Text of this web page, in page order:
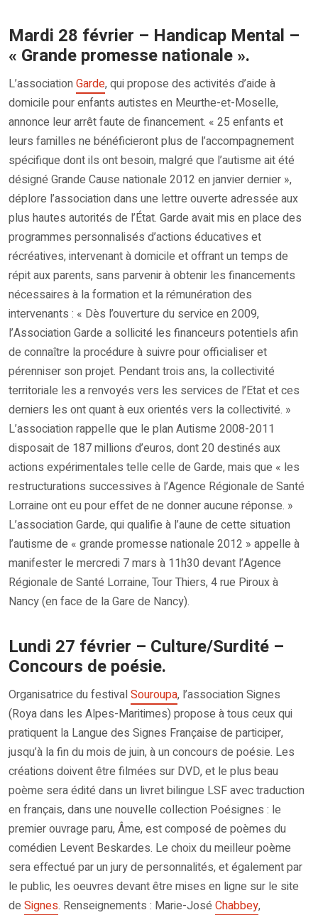
Mardi 28 février – Handicap Mental –
« Grande promesse nationale ».
L’associationGarde, qui propose des activités d’aide à
domicile pour enfants autistes en Meurthe-et-Moselle,
annonce leur arrêt faute de financement. « 25 enfants et
leurs familles ne bénéficieront plus de l’accompagnement
spécifique dont ils ont besoin, malgré que l’autisme ait été
désigné Grande Cause nationale 2012 en janvier dernier »,
déplore l’association dans une lettre ouverte adressée aux
plus hautes autorités de l’État. Garde avait mis en place des
programmes personnalisés d’actions éducatives et
récréatives, intervenant à domicile et offrant un temps de
répit aux parents, sans parvenir à obtenir les financements
nécessaires à la formation et la rémunération des
intervenants : « Dès l’ouverture du service en 2009,
l’Association Garde a sollicité les financeurs potentiels afin
de connaître la procédure à suivre pour officialiser et
pérenniser son projet. Pendant trois ans, la collectivité
territoriale les a renvoyés vers les services de l’Etat et ces
derniers les ont quant à eux orientés vers la collectivité. »
L’association rappelle que le plan Autisme 2008-2011
disposait de 187 millions d’euros, dont 20 destinés aux
actions expérimentales telle celle de Garde, mais que « les
restructurations successives à l’Agence Régionale de Santé
Lorraine ont eu pour effet de ne donner aucune réponse. »
L’association Garde, qui qualifie à l’aune de cette situation
l’autisme de « grande promesse nationale 2012 » appelle à
manifester le mercredi 7 mars à 11h30 devant l’Agence
Régionale de Santé Lorraine, Tour Thiers, 4 rue Piroux à
Nancy (en face de la Gare de Nancy).
Lundi 27 février – Culture/Surdité –
Concours de poésie.
Organisatrice du festivalSouroupa, l’association Signes
(Roya dans les Alpes-Maritimes) propose à tous ceux qui
pratiquent la Langue des Signes Française de participer,
jusqu’à la fin du mois de juin, à un concours de poésie. Les
créations doivent être filmées sur DVD, et le plus beau
poème sera édité dans un livret bilingue LSF avec traduction
en français, dans une nouvelle collection Poésignes : le
premier ouvrage paru, Âme, est composé de poèmes du
comédien Levent Beskardes. Le choix du meilleur poème
sera effectué par un jury de personnalités, et également par
le public, les oeuvres devant être mises en ligne sur le site
de Signes. Renseignements : Marie-José Chabbey,